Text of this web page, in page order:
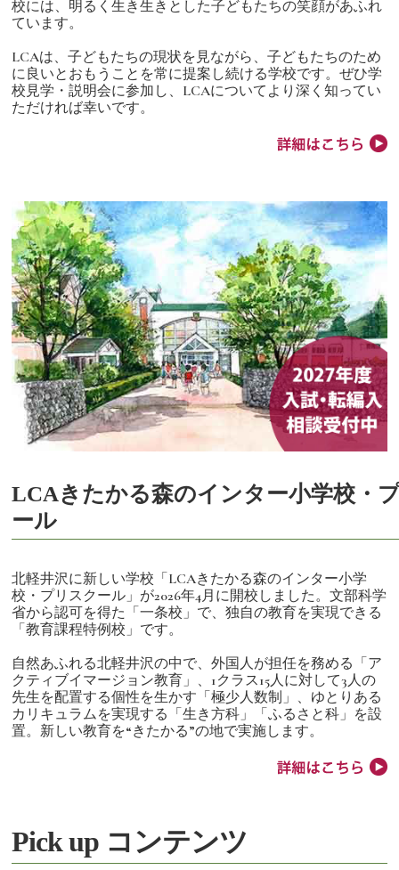
校には、明るく生き生きとした子どもたちの笑顔があふれ
ています。
LCAは、子どもたちの現状を見ながら、子どもたちのため
に良いとおもうことを常に提案し続ける学校です。ぜひ学
校見学・説明会に参加し、LCAについてより深く知ってい
ただければ幸いです。
LCAきたかる森のインター小学校・
ール
北軽井沢に新しい学校「LCAきたかる森のインター小学
校・プリスクール」が2026年4月に開校しました。文部科学
省から認可を得た「一条校」で、独自の教育を実現できる
「教育課程特例校」です。
自然あふれる北軽井沢の中で、外国人が担任を務める「ア
クティブイマージョン教育」、1クラス15人に対して3人の
先生を配置する個性を生かす「極少人数制」、ゆとりある
カリキュラムを実現する「生き方科」「ふるさと科」を設
置。新しい教育を“きたかる”の地で実施します。
Pick up コンテンツ